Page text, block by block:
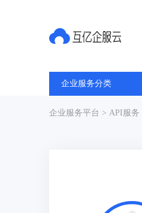
企业服务分类
企业服务平台 > API服务